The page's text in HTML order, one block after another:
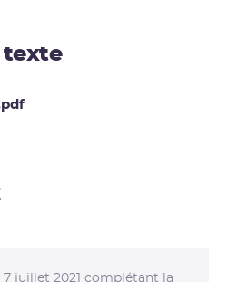
texte
7 juillet 2021 complétant la